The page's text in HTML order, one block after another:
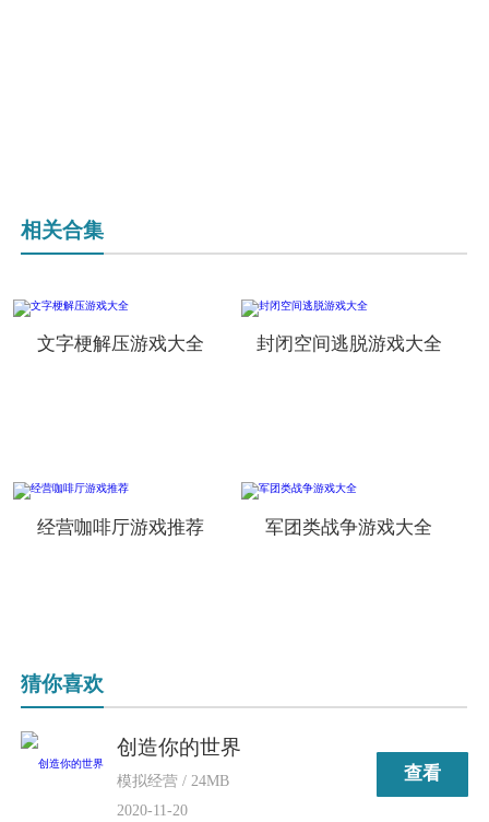
相关合集
文字梗解压游戏大全 封闭空间逃脱游戏大全
经营咖啡厅游戏推荐 军团类战争游戏大全
猜你喜欢
创造你的世界
模拟经营 / 24MB
2020-11-20
查看